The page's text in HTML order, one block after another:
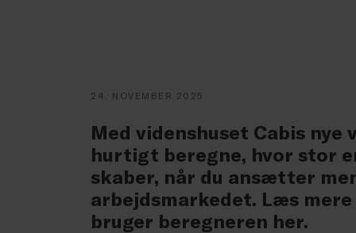
24. NOVEMBER 2025
Med videnshuset Cabis
hurtigt beregne, hvor stor
skaber, når du ansætter
arbejdsmarkedet. Læs
bruger beregneren her.